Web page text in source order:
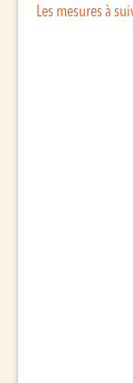
Les mesures à